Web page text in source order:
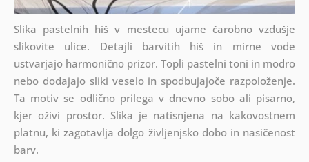
Slika pastelnih hiš v mestecu ujame čarobno vzdušje
slikovite ulice. Detajli barvitih hiš in mirne vode
ustvarjajo harmonično prizor. Topli pastelni toni in modro
nebo dodajajo sliki veselo in spodbujajoče razpoloženje.
Ta motiv se odlično prilega v dnevno sobo ali pisarno,
kjer oživi prostor. Slika je natisnjena na kakovostnem
platnu, ki zagotavlja dolgo življenjsko dobo in nasičenost
barv.